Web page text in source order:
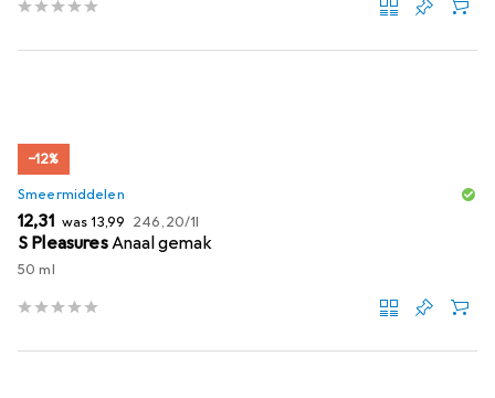
−12%
Smeermiddelen
EUR
12,31 wasEUR
13,99 EUR
246,20/1l
S PleasuresAnaal gemak
50 ml